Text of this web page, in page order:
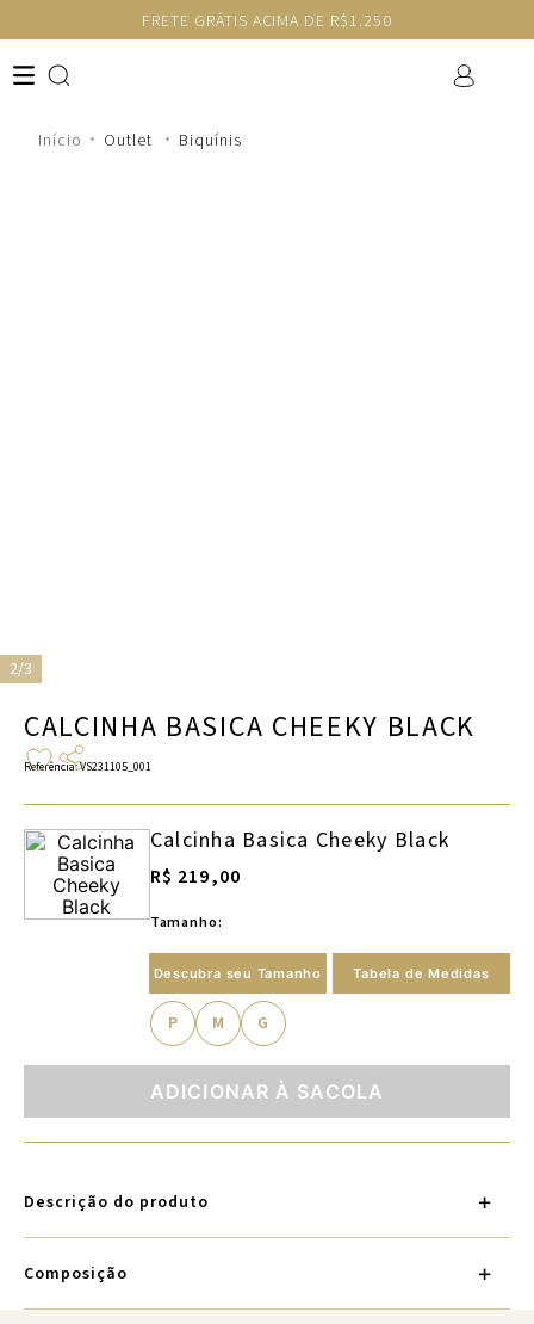
FRETE GRÁTIS ACIMA DE R$1.250
Outlet Biquínis
2/3
CALCINHA BASICA CHEEKY BLACK
Referência:VS231105_001
Calcinha Basica Cheeky Black
R$ 219,00
Tamanho:
Descubra seu Tamanho Tabela de Medidas
P M G
ADICIONAR À SACOLA
Descrição do produto
Composição